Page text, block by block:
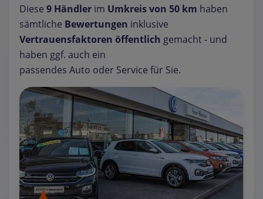
Diese 9 Händler im Umkreis von 50 km haben
sämtliche Bewertungen inklusive
Vertrauensfaktoren öffentlich gemacht - und
haben ggf. auch ein
passendes Auto oder Service für Sie.